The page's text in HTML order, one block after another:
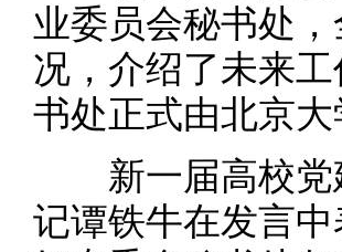
业委员会秘书处
况，介绍了未来
书处正式由北京
新一届高校党
记谭铁牛在发言